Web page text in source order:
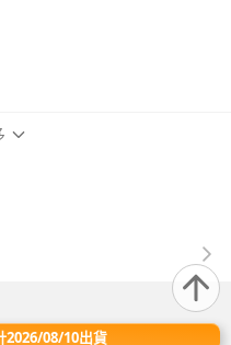
2026/08/10出貨